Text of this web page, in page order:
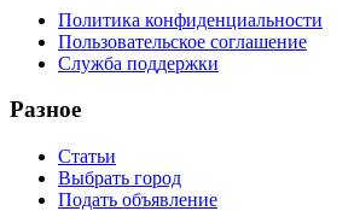
Политика конфиденциальности
Пользовательское соглашение
Служба поддержки
Разное
Статьи
Выбрать город
Подать объявление